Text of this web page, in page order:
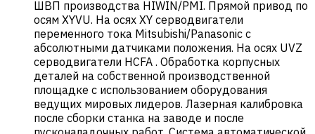
ШВП производства HIWIN/PMI. Прямой привод по
осям XYVU. На осях XY серводвигатели
переменного тока Mitsubishi/Panasonic с
абсолютными датчиками положения. На осях UVZ
серводвигатели HCFA . Обработка корпусных
деталей на собственной производственной
площадке с использованием оборудования
ведущих мировых лидеров. Лазерная калибровка
после сборки станка на заводе и после